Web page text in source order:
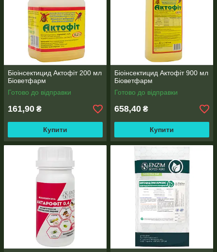
Біоінсектицид Актофіт 200 мл
Біоветфарм
Готово до відправки
161,90 ₴
Купити
Біоінсектицид Актофіт 900 мл
Біоветфарм
Готово до відправки
658,40 ₴
Купити